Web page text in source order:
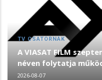
TV CSATORNÁK
A VIASAT FILM
néven folytatja
2026-08-07